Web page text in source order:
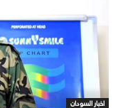
اخبار السودان